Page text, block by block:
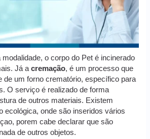
modalidade, o corpo do Pet é incinerado
Já acremação, é um processo que
de um forno crematório, específico para
O serviço é realizado de forma
de outros materiais. Existem
ecológica, onde são inseridos vários
porem cabe declarar que são
de outros objetos.